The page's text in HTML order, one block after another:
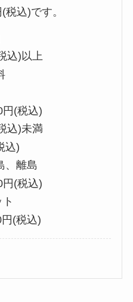
込)です。
込)以上
円(税込)
込)未満
込)
、離島
円(税込)
(税込)